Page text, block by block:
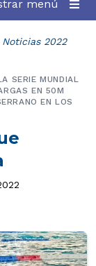
menú
Noticias 2022
SERIE MUNDIAL
EN 50M
EN LOS